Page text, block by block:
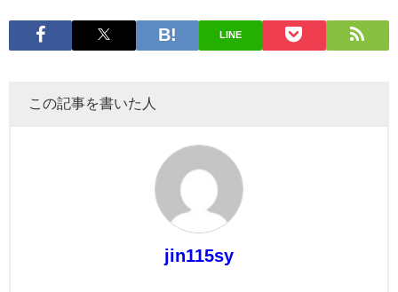
LINE
この記事を書いた人
jin115sy